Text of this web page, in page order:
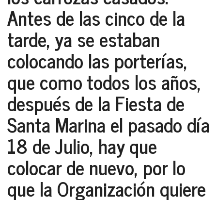
Antes de las cinco de la
tarde, ya se estaban
colocando las porterías,
que como todos los años,
después de la Fiesta de
Santa Marina el pasado día
18 de Julio, hay que
colocar de nuevo, por lo
que la Organización quiere